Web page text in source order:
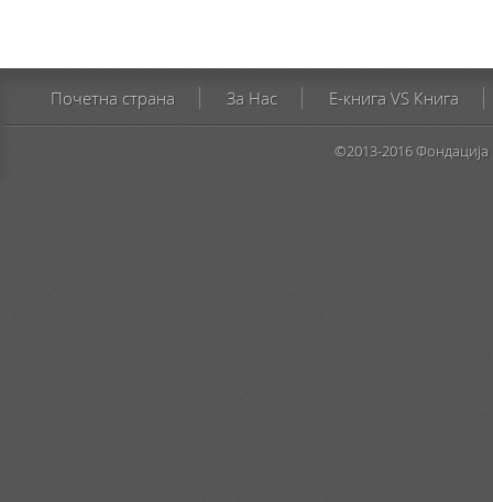
Почетна страна За Нас E-книга VS Книга
©2013-2016